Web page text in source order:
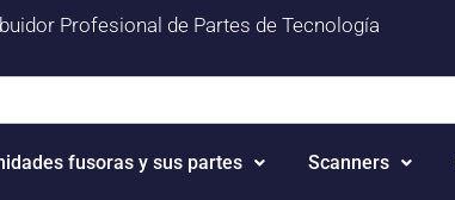
Profesional de Partes de Tecnología
fusoras y sus partes Scanners